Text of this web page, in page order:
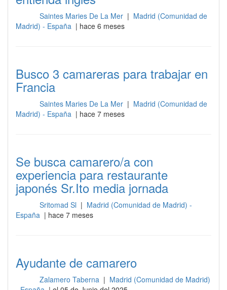
Saintes Maries De La Mer | Madrid (Comunidad de
Madrid) - España | hace 6 meses
Busco 3 camareras para trabajar en
Francia
Saintes Maries De La Mer | Madrid (Comunidad de
Madrid) - España | hace 7 meses
Se busca camarero/a con
experiencia para restaurante
japonés Sr.Ito media jornada
Sritomad Sl | Madrid (Comunidad de Madrid) -
España | hace 7 meses
Ayudante de camarero
Zalamero Taberna | Madrid (Comunidad de Madrid)